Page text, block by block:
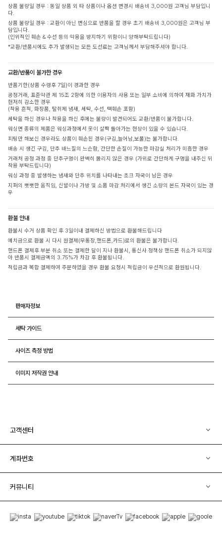
상품 불량일 경우 : 동일 상품 외 타 상품이나 옵션 변경시 배송비 3,000원 고객님 부담입니
다.
상품 불량일 경우 : 교환이 아닌 변심으로 반품을 할 경우 초기 배송비 3,000원은 고객님 부
담입니다.
(인위적인 훼손 & 수선 등의 악용을 방지하기 위함이니 양해부탁드립니다)
*교환/반품시에도 추가 발생되는 모든 도선료는 고객님께서 부담해주셔야 합니다.
교환/반품이 불가한 경우
반품기한(상품 수령후 7일)이 경과한 경우
공정거래, 표준약관 제 15조 2항에 의한 이용자의 사용 또는 일부 소비에 의하여 재화 가치가
현저히 감소한 경우
(착용 흔적, 화장품, 탈취제 냄새, 세탁, 수선, 택훼손 포함)
세탁을 하신 경우나 착용을 하신 후에는 불량이 발견되어도 교환/반품이 불가합니다.
워싱면 종류의 제품은 워싱과정에서 옷이 살짝 돌아가는 현상이 있을 수 있습니다.
피팅만 해보신 경우라도 상품이 훼손된 경우(구김,늘어남,보풀)는 불가합니다.
배송 시 생긴 구김, 단추 바느질의 느슨함, 간단한 손질이 가능한 마감실 처리가 미흡한 경우
거래처 공정 과정 중 단추구멍이 완벽히 뚫리지 않은 경우 (가위로 간단하게 구멍을 내주신 뒤
착용 부탁드립니다)
워싱 과정 중 발생하는 냄새와 단추 위치를 나타내는 초크 자국이 남은 경우
지퍼의 뻣뻣한 움직임, 신발이나 가방 및 소품 마감 처리에서 생긴 소량의 본드 자국이 있는 경
우
환불 안내
환불시 수거 상품 확인 후 3일이내 결제하신 방법으로 환불해드립니다
예치금으로 환불 시 다시 원결제(무통장,핸드폰,카드)로의 환불은 불가합니다.
핸드폰 결제후 부분 취소 또는 결제한 달이 지나 환불시, 통신사 정책상 핸드폰 취소가 되지않
아 반품시 결제금액의 3.75%가 차감 후 환불됩니다.
적립금과 복합 결제하여 주문하였을 경우 환불 요청시 적립금이 우선적으로 환원됩니다.
판매자정보
세탁 가이드
사이즈 측정 방법
이미지 저작권 안내
고객센터
계좌번호
커뮤니티